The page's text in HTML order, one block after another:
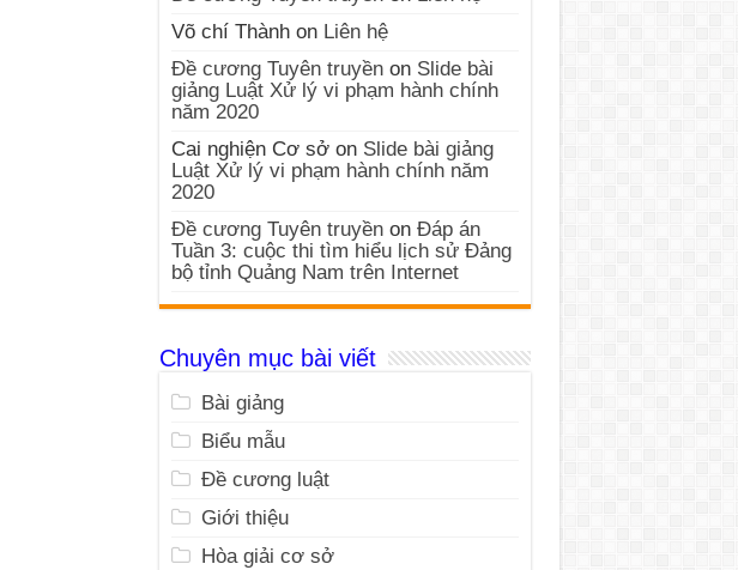
Võ chí Thànhon Liên hệ
Đề cương Tuyên truyềnon Slide bài
giảng Luật Xử lý vi phạm hành chính
năm 2020
Cai nghiện Cơ sởon Slide bài giảng
Luật Xử lý vi phạm hành chính năm
2020
Đề cương Tuyên truyềnon Đáp án
Tuần 3: cuộc thi tìm hiểu lịch sử Đảng
bộ tỉnh Quảng Nam trên Internet
Chuyên mục bài viết
Bài giảng
Biểu mẫu
Đề cương luật
Giới thiệu
Hòa giải cơ sở